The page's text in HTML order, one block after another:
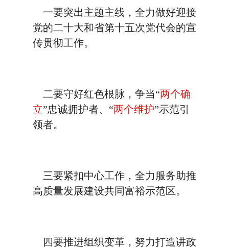
一要突出主题主线，全力做好迎接
党的二十大和省第十五次党代会的宣
传贯彻工作。
二要守好红色根脉，争当“两个确
立”忠诚拥护者、“两个维护”示范引
领者。
三要紧扣中心工作，全力服务助推
高质量发展建设共同富裕示范区。
四要推进组织变革，努力打造讲政